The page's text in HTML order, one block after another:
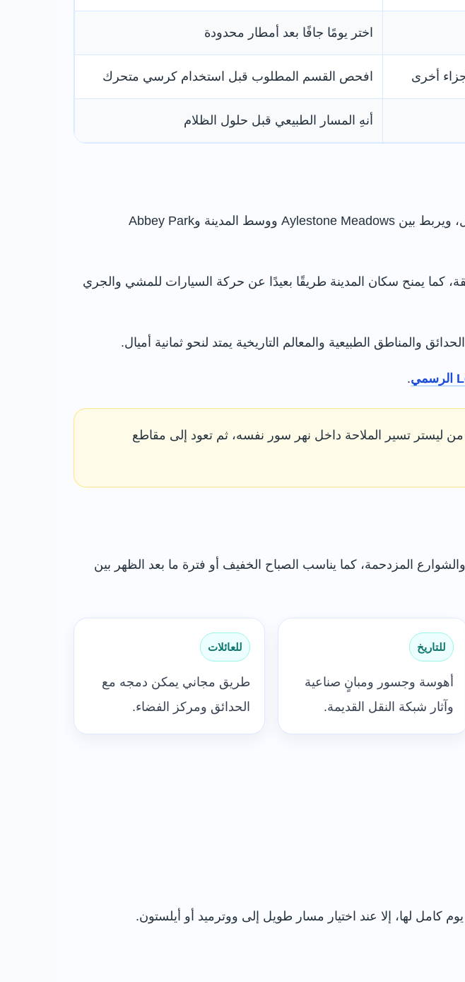
اختر يومًا جافًا بعد أمطار محدودة
أخرى افحص القسم المطلوب قبل استخدام كرسي متحرك
أنهِ المسار الطبيعي قبل حلول الظلام
يشكل نهر سور وقناة غراند يونيون ممرًا أخضر يعبر ليستر من الجنوب إلى الشمال، ويربط بين Aylestone Meadows ووسط المدينة وAbbey Park
كما يمنح سكان المدينة طريقًا بعيدًا عن حركة السيارات للمشي والجري
.
ليستر تسير الملاحة داخل نهر سور نفسه، ثم تعود إلى مقاطع
المزدحمة، كما يناسب الصباح الخفيف أو فترة ما بعد الظهر بين
للتاريخ
أهوسة وجسور ومبانٍ صناعية
وآثار شبكة النقل القديمة.
للعائلات
طريق مجاني يمكن دمجه مع
الحدائق ومركز الفضاء.
كامل لها، إلا عند اختيار مسار طويل إلى ووترميد أو أيلستون.